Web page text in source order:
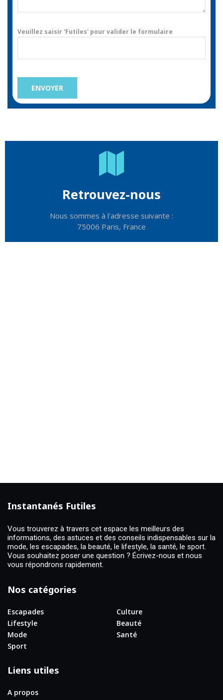
Veuillez saisir 'Futiles' pour valider le formulaire
Retrouvez-nous
Nous sommes à l'adresse suivante :
75006 Paris, France
Instantanés Futiles
Vous trouverez à travers cet espace les meilleurs des
informations, des astuces et des conseils indispensables sur la
mode, les escapades, la beauté, le lifestyle, la santé, le sport.
Vous souhaitez poser une question ? Écrivez-nous et nous
vous répondrons rapidement.
Nos catégories
Escapades
Culture
Lifestyle
Beauté
Mode
Santé
Sport
Liens utiles
A propos